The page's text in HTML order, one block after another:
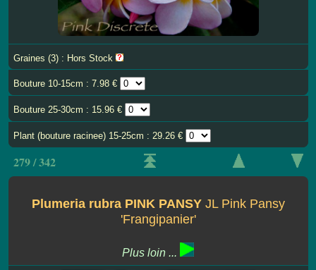
Graines (3) : Hors Stock
Bouture 10-15cm : 7.98 €
Bouture 25-30cm : 15.96 €
Plant (bouture racinee) 15-25cm : 29.26 €
279 / 342
Plumeria rubra PINK PANSY JL Pink Pansy
'Frangipanier'
Plus loin ...